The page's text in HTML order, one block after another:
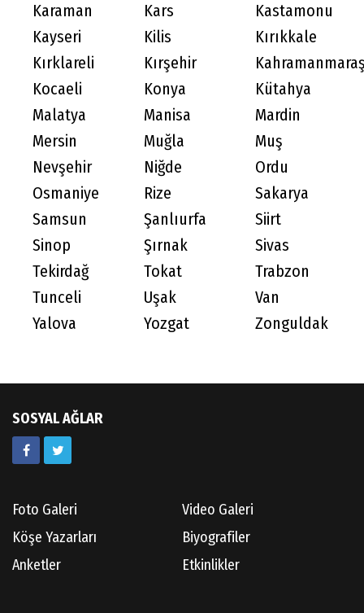
Karaman
Kars
Kastamonu
Kayseri
Kilis
Kırıkkale
Kırklareli
Kırşehir
Kocaeli
Konya
Kütahya
Malatya
Manisa
Mardin
Mersin
Muğla
Muş
Nevşehir
Niğde
Ordu
Osmaniye
Rize
Sakarya
Samsun
Şanlıurfa
Siirt
Sinop
Şırnak
Sivas
Tekirdağ
Tokat
Trabzon
Tunceli
Uşak
Van
Yalova
Yozgat Zonguldak
SOSYAL AĞLAR
Foto Galeri
Video Galeri
Köşe Yazarları
Biyografiler
Anketler
Etkinlikler